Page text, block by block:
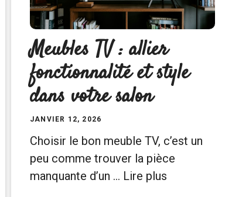
Meubles TV : allier
fonctionnalité et style
dans votre salon
JANVIER 12, 2026
Choisir le bon meuble TV, c’est un
peu comme trouver la pièce
manquante d’un … Lire plus